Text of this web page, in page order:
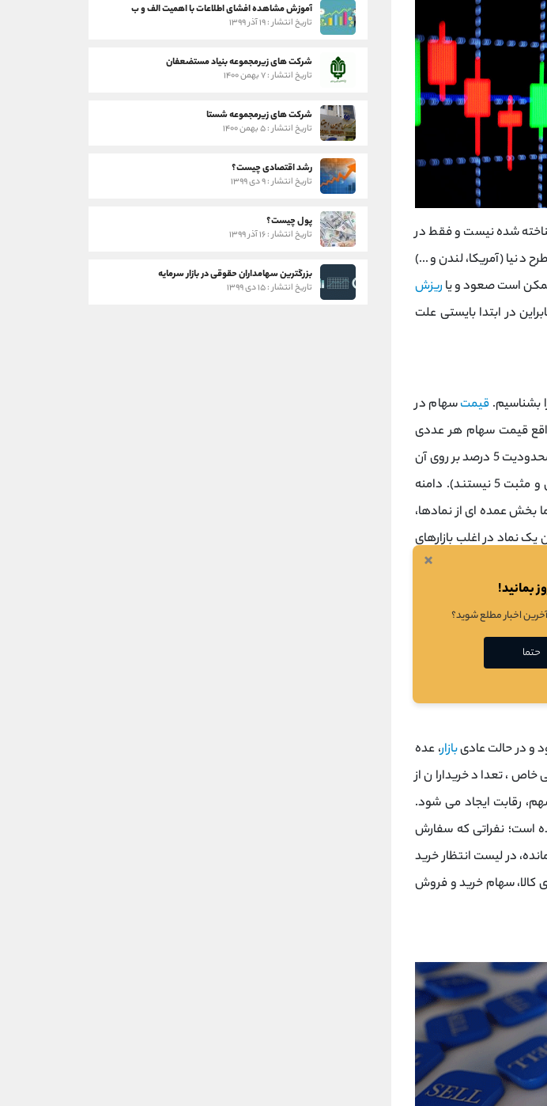
شده نیست و فقط در
دنیا (آمریکا، لندن و...)
ممکن است صعود و یا ریزش
در ابتدا بایستی علت
بشناسیم. قیمتسهام در
قیمت سهام هر عددی
باشد، در یک روز معاملاتی بیشتر یا کمتر از 5 درصد نمی تواند تغییر کند. قیمتی که محدودیت 5 درصد بر روی آن
، منفی و مثبت 5 نیستند). دامنه
بخش عمده ای از نمادها،
نوسان یک نماد در اغلب بازارهای
عنوان مثال، سهمی با قیمت 1000 تومان در روز شنبه بسته می شود. فردا
که اطلاعات با اهمیت
ها بدون دامنه نوسان
و در حالت عادیبازار، عده
تعداد خریداران از
رقابت ایجاد می شود.
4 موجودی از آن باقی مانده است؛ نفراتی که سفارش
باقی مانده، در لیست انتظار خرید
کالا، سهام خرید و فروش
آموزش مشاهده افشای اطلاعات با اهمیت الف و ب
تاریخ انتشار : ۱۹ آذر ۱۳۹۹
شرکت های زیرمجموعه بنیاد مستضعفان
تاریخ انتشار : ۷ بهمن ۱۴۰۰
شرکت های زیرمجموعه شستا
تاریخ انتشار : ۵ بهمن ۱۴۰۰
رشد اقتصادی چیست؟
تاریخ انتشار : ۹ دی ۱۳۹۹
پول چیست؟
تاریخ انتشار : ۱۶ آذر ۱۳۹۹
بزرگترین سهامداران حقوقی در بازار سرمایه
تاریخ انتشار : ۱۵ دی ۱۳۹۹
×
بمانید!
اخبار مطلع شوید؟
حتما